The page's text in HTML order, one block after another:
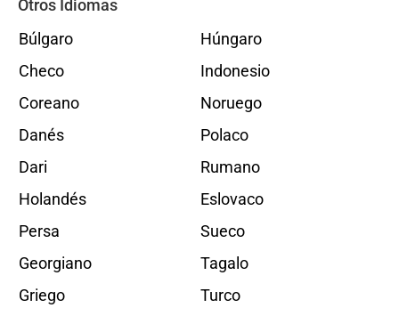
Otros Idiomas
Búlgaro
Checo
Coreano
Danés
Dari
Holandés
Persa
Georgiano
Griego
Húngaro
Indonesio
Noruego
Polaco
Rumano
Eslovaco
Sueco
Tagalo
Turco